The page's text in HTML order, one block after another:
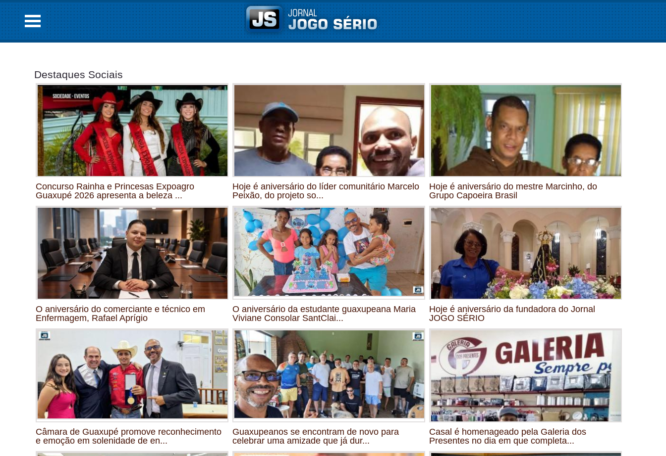
Destaques Sociais
Concurso Rainha e Princesas Expoagro
Guaxupé 2026 apresenta a beleza ...
Hoje é aniversário do líder comunitário Marcelo
Peixão, do projeto so...
Hoje é aniversário do mestre Marcinho, do
Grupo Capoeira Brasil
O aniversário do comerciante e técnico em
Enfermagem, Rafael Aprígio
O aniversário da estudante guaxupeana Maria
Viviane Consolar SantClai...
Hoje é aniversário da fundadora do Jornal
JOGO SÉRIO
Câmara de Guaxupé promove reconhecimento
e emoção em solenidade de en...
Guaxupeanos se encontram de novo para
celebrar uma amizade que já dur...
Casal é homenageado pela Galeria dos
Presentes no dia em que completa...